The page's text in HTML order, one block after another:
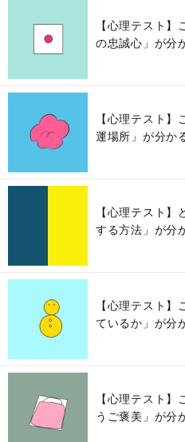
【心理テスト
の忠誠心」が分
【心理テスト
運場所」が分か
【心理テスト
する方法」が分
【心理テスト
ているか」が分
【心理テスト
うご褒美」が分